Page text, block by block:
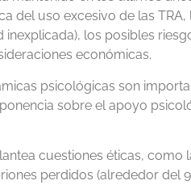
del uso excesivo de las
inexplicada), los posibles
económicas.
psicológicas son
sobre el apoyo
cuestiones éticas, como
perdidos (alrededor del